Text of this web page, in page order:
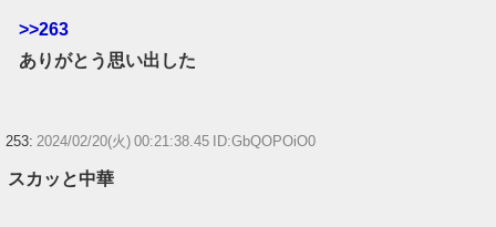
>>263
ありがとう思い出した
253: 2024/02/20(火) 00:21:38.45 ID:GbQOPOiO0
スカッと中華